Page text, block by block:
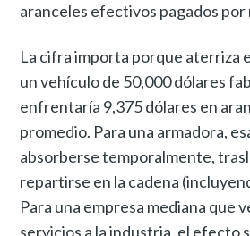
aranceles efectivos pagados por
La cifra importa porque aterriza
un vehículo de 50,000 dólares
enfrentaría 9,375 dólares en
promedio. Para una armadora,
absorberse temporalmente,
repartirse en la cadena
Para una empresa mediana que
servicios a la industria, el efecto